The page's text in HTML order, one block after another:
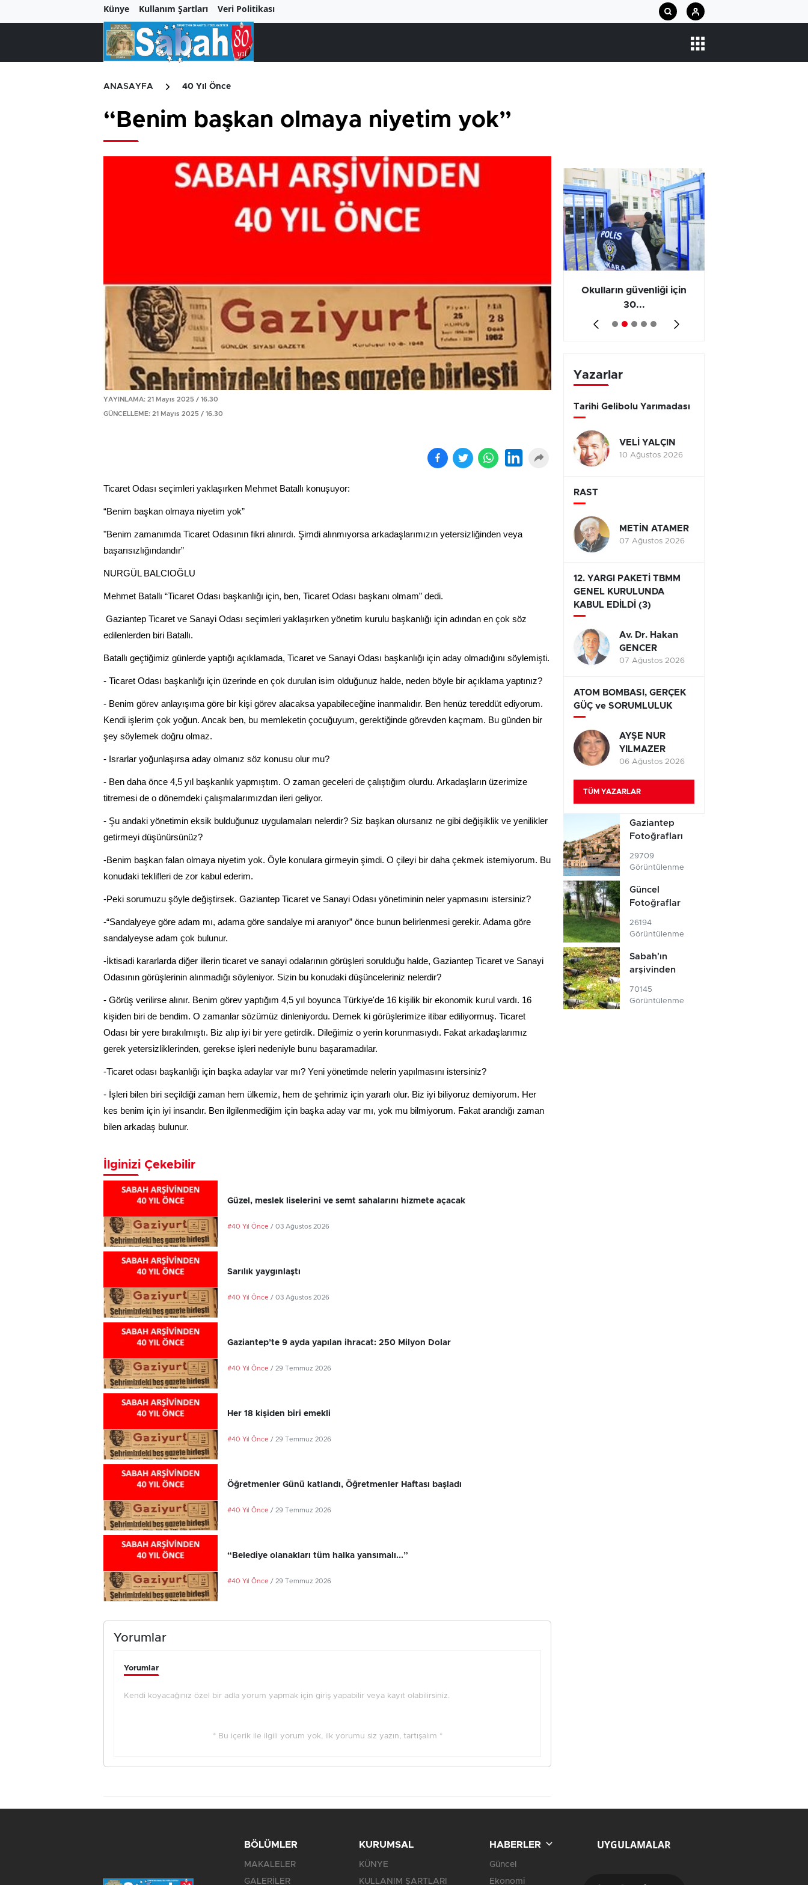
Künye Kullanım Şartları Veri Politikası
ANASAYFA 40 Yıl Önce
“Benim başkan olmaya niyetim yok”
YAYINLAMA: 21 Mayıs 2025 / 16.30
GÜNCELLEME: 21 Mayıs 2025 / 16.30
Ticaret Odası seçimleri yaklaşırken Mehmet Batallı konuşuyor:
“Benim başkan olmaya niyetim yok”
"Benim zamanımda Ticaret Odasının fikri alınırdı. Şimdi alınmıyorsa arkadaşlarımızın yetersizliğinden veya
başarısızlığındandır”
NURGÜL BALCIOĞLU
Mehmet Batallı “Ticaret Odası başkanlığı için, ben, Ticaret Odası başkanı olmam” dedi.
Gaziantep Ticaret ve Sanayi Odası seçimleri yaklaşırken yönetim kurulu başkanlığı için adından en çok söz
edilenlerden biri Batallı.
Batallı geçtiğimiz günlerde yaptığı açıklamada, Ticaret ve Sanayi Odası başkanlığı için aday olmadığını söylemişti.
- Ticaret Odası başkanlığı için üzerinde en çok durulan isim olduğunuz halde, neden böyle bir açıklama yaptınız?
- Benim görev anlayışıma göre bir kişi görev alacaksa yapabileceğine inanmalıdır. Ben henüz tereddüt ediyorum.
Kendi işlerim çok yoğun. Ancak ben, bu memleketin çocuğuyum, gerektiğinde görevden kaçmam. Bu günden bir
şey söylemek doğru olmaz.
- Israrlar yoğunlaşırsa aday olmanız söz konusu olur mu?
- Ben daha önce 4,5 yıl başkanlık yapmıştım. O zaman geceleri de çalıştığım olurdu. Arkadaşların üzerimize
titremesi de o dönemdeki çalışmalarımızdan ileri geliyor.
- Şu andaki yönetimin eksik bulduğunuz uygulamaları nelerdir? Siz başkan olursanız ne gibi değişiklik ve yenilikler
getirmeyi düşünürsünüz?
-Benim başkan falan olmaya niyetim yok. Öyle konulara girmeyin şimdi. O çileyi bir daha çekmek istemiyorum. Bu
konudaki teklifleri de zor kabul ederim.
-Peki sorumuzu şöyle değiştirsek. Gaziantep Ticaret ve Sanayi Odası yönetiminin neler yapmasını istersiniz?
-“Sandalyeye göre adam mı, adama göre sandalye mi aranıyor” önce bunun belirlenmesi gerekir. Adama göre
sandalyeyse adam çok bulunur.
-İktisadi kararlarda diğer illerin ticaret ve sanayi odalarının görüşleri sorulduğu halde, Gaziantep Ticaret ve Sanayi
Odasının görüşlerinin alınmadığı söyleniyor. Sizin bu konudaki düşünceleriniz nelerdir?
- Görüş verilirse alınır. Benim görev yaptığım 4,5 yıl boyunca Türkiye'de 16 kişilik bir ekonomik kurul vardı. 16
kişiden biri de bendim. O zamanlar sözümüz dinleniyordu. Demek ki görüşlerimize itibar ediliyormuş. Ticaret
Odası bir yere bırakılmıştı. Biz alıp iyi bir yere getirdik. Dileğimiz o yerin korunmasıydı. Fakat arkadaşlarımız
gerek yetersizliklerinden, gerekse işleri nedeniyle bunu başaramadılar.
-Ticaret odası başkanlığı için başka adaylar var mı? Yeni yönetimde nelerin yapılmasını istersiniz?
- İşleri bilen biri seçildiği zaman hem ülkemiz, hem de şehrimiz için yararlı olur. Biz iyi biliyoruz demiyorum. Her
kes benim için iyi insandır. Ben ilgilenmediğim için başka aday var mı, yok mu bilmiyorum. Fakat arandığı zaman
bilen arkadaş bulunur.
İlginizi Çekebilir
Güzel, meslek liselerini ve semt sahalarını hizmete açacak
#40 Yıl Önce / 03 Ağustos 2026
Sarılık yaygınlaştı
#40 Yıl Önce / 03 Ağustos 2026
Gaziantep’te 9 ayda yapılan ihracat: 250 Milyon Dolar
#40 Yıl Önce / 29 Temmuz 2026
Her 18 kişiden biri emekli
#40 Yıl Önce / 29 Temmuz 2026
Öğretmenler Günü katlandı, Öğretmenler Haftası başladı
#40 Yıl Önce / 29 Temmuz 2026
“Belediye olanakları tüm halka yansımalı...”
#40 Yıl Önce / 29 Temmuz 2026
Yorumlar
Yorumlar
Kendi koyacağınız özel bir adla yorum yapmak için giriş yapabilir veya kayıt olabilirsiniz.
* Bu içerik ile ilgili yorum yok, ilk yorumu siz yazın, tartışalım *
Sokak kedileri, ev kedisi
Altında sert yükseliş
sürüyo...
Okulların güvenliği için
30...
Yazarlar
Tarihi Gelibolu Yarımadası
VELİ YALÇIN
10 Ağustos 2026
RAST
METİN ATAMER
07 Ağustos 2026
12. YARGI PAKETİ TBMM
GENEL KURULUNDA
KABUL EDİLDİ (3)
Av. Dr. Hakan
GENCER
07 Ağustos 2026
ATOM BOMBASI, GERÇEK
GÜÇ ve SORUMLULUK
AYŞE NUR
YILMAZER
06 Ağustos 2026
TÜM YAZARLAR
Gaziantep
Fotoğrafları
29709
Görüntülenme
Güncel
Fotoğraflar
26194
Görüntülenme
Sabah'ın
arşivinden
70145
Görüntülenme
BÖLÜMLER
MAKALELER
GALERİLER
KURUMSAL
KÜNYE
KULLANIM ŞARTLARI
HABERLER
Güncel
Ekonomi
UYGULAMALAR